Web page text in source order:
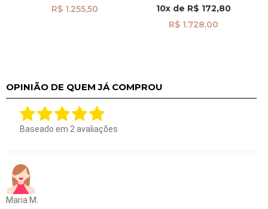
R$ 1.255,50
10xde R$ 172,80
R$ 1.728,00
OPINIÃO DE QUEM JÁ COMPROU
Baseado em 2avaliações
Maria M.